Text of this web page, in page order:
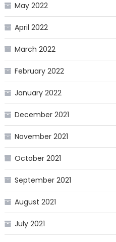
May 2022
April 2022
March 2022
February 2022
January 2022
December 2021
November 2021
October 2021
September 2021
August 2021
July 2021